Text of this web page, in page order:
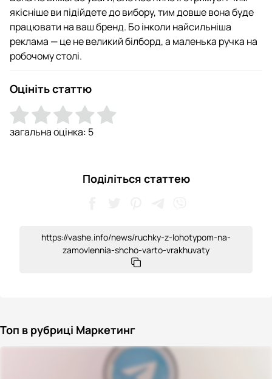
якісніше ви підійдете до вибору, тим довше вона буде
працювати на ваш бренд. Бо інколи найсильніша
реклама — це не великий білборд, а маленька ручка на
робочому столі.
Оцініть статтю
загальна оцінка: 5
Поділіться статтею
https://vashe.info/news/ruchky-z-lohotypom-na-
zamovlennia-shcho-varto-vrakhuvaty
Топ в рубриці Маркетинг